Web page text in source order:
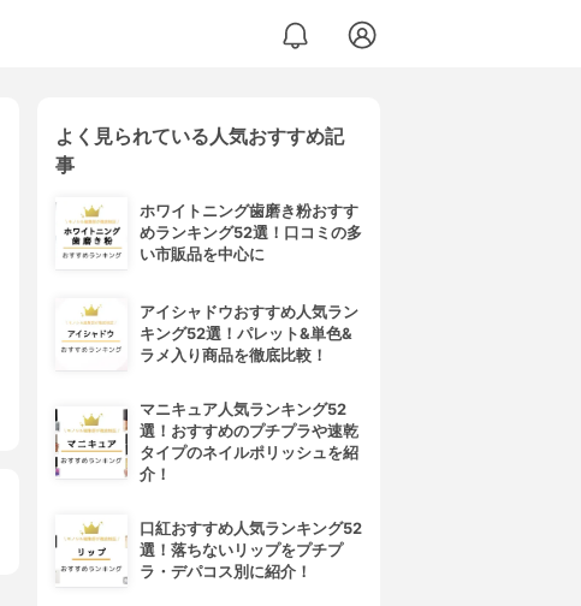
よく見られている人気おすすめ記
事
ホワイトニング歯磨き粉おすす
めランキング52選！口コミの多
い市販品を中心に
アイシャドウおすすめ人気ラン
キング52選！パレット&単色&
ラメ入り商品を徹底比較！
マニキュア人気ランキング52
選！おすすめのプチプラや速乾
タイプのネイルポリッシュを紹
介！
口紅おすすめ人気ランキング52
選！落ちないリップをプチプ
ラ・デパコス別に紹介！